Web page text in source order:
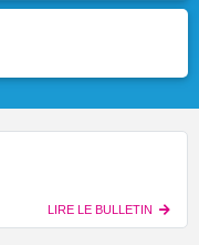
LIRE LE BULLETIN